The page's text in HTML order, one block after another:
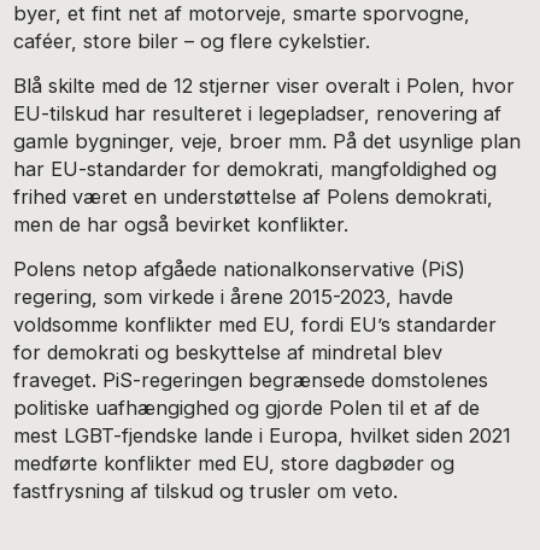
byer, et fint net af motorveje, smarte sporvogne,
caféer, store biler – og flere cykelstier.
Blå skilte med de 12 stjerner viser overalt i Polen, hvor
EU-tilskud har resulteret i legepladser, renovering af
gamle bygninger, veje, broer mm. På det usynlige plan
har EU-standarder for demokrati, mangfoldighed og
frihed været en understøttelse af Polens demokrati,
men de har også bevirket konflikter.
Polens netop afgåede nationalkonservative (PiS)
regering, som virkede i årene 2015-2023, havde
voldsomme konflikter med EU, fordi EU’s standarder
for demokrati og beskyttelse af mindretal blev
fraveget. PiS-regeringen begrænsede domstolenes
politiske uafhængighed og gjorde Polen til et af de
mest LGBT-fjendske lande i Europa, hvilket siden 2021
medførte konflikter med EU, store dagbøder og
fastfrysning af tilskud og trusler om veto.